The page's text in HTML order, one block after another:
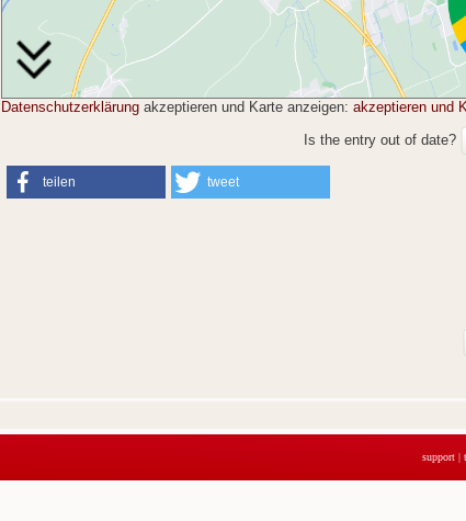
Datenschutzerklärung akzeptieren und Karte anzeigen: akzeptieren und
Is the entry out of date?
teilen tweet
support |